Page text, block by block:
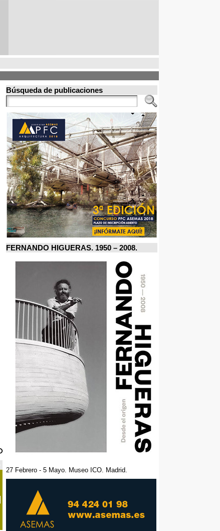
Búsqueda de publicaciones
FERNANDO HIGUERAS. 1950 – 2008.
27 Febrero - 5 Mayo. Museo ICO. Madrid.